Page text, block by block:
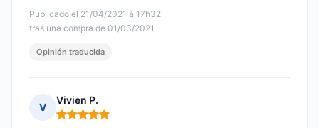
Publicado el 21/04/2021 à 17h32
tras una compra de 01/03/2021
Opinión traducida
V
Vivien P.
Nota: 5 de 5